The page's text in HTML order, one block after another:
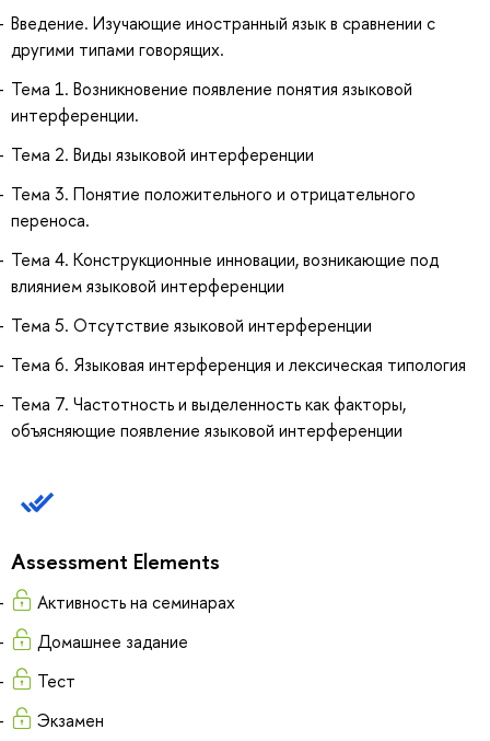
Введение. Изучающие иностранный язык в сравнении с
другими типами говорящих.
Тема 1. Возникновение появление понятия языковой
интерференции.
Тема 2. Виды языковой интерференции
Тема 3. Понятие положительного и отрицательного
переноса.
Тема 4. Конструкционные инновации, возникающие под
влиянием языковой интерференции
Тема 5. Отсутствие языковой интерференции
Тема 6. Языковая интерференция и лексическая типология
Тема 7. Частотность и выделенность как факторы,
объясняющие появление языковой интерференции
Assessment Elements
Активность на семинарах
Домашнее задание
Тест
Экзамен